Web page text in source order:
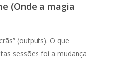
(Onde a magia
(outputs). O que
sessões foi a mudança